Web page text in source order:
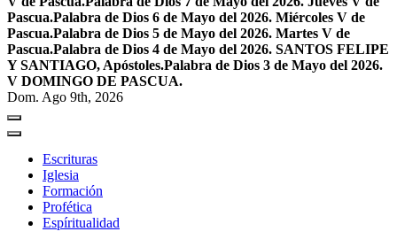
Pascua.Palabra de Dios 6 de Mayo del 2026. Miércoles V de
Pascua.Palabra de Dios 5 de Mayo del 2026. Martes V de
Pascua.Palabra de Dios 4 de Mayo del 2026. SANTOS FELIPE
Y SANTIAGO, Apóstoles.Palabra de Dios 3 de Mayo del 2026.
V DOMINGO DE PASCUA.
Dom. Ago 9th, 2026
Escrituras
Iglesia
Formación
Profética
Espíritualidad